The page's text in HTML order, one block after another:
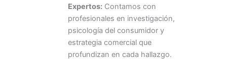
Expertos:Contamos con
profesionales en investigación,
psicología del consumidor y
estrategia comercial que
profundizan en cada hallazgo.